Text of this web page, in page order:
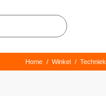
Home / Winkel / Techniek